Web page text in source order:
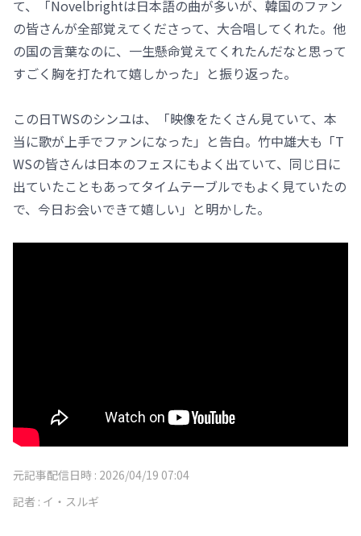
て、「Novelbrightは日本語の曲が多いが、韓国のファン
の皆さんが全部覚えてくださって、大合唱してくれた。他
の国の言葉なのに、一生懸命覚えてくれたんだなと思って
すごく胸を打たれて嬉しかった」と振り返った。
この日TWSのシンユは、「映像をたくさん見ていて、本
当に歌が上手でファンになった」と告白。竹中雄大も「T
WSの皆さんは日本のフェスにもよく出ていて、同じ日に
出ていたこともあってタイムテーブルでもよく見ていたの
で、今日お会いできて嬉しい」と明かした。
元記事配信日時 : 2026/04/19 07:04
記者 : イ・スルギ